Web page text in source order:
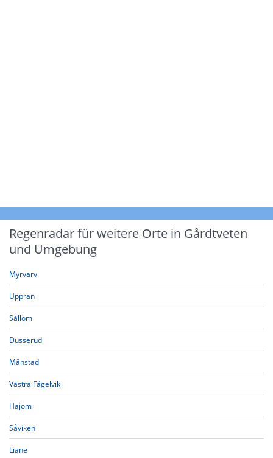
Regenradar für weitere Orte in Gårdtveten
und Umgebung
Myrvarv
Uppran
Sållom
Dusserud
Månstad
Västra Fågelvik
Hajom
Såviken
Liane